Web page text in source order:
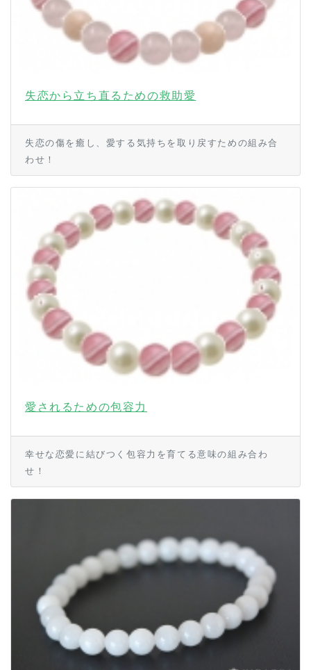
失恋から立ち直るための救助愛
失恋の傷を癒し、愛する気持ちを取り戻すための組み合
わせ！
愛されるための包容力
幸せな恋愛に結びつく包容力を育てる意味の組み合わ
せ！